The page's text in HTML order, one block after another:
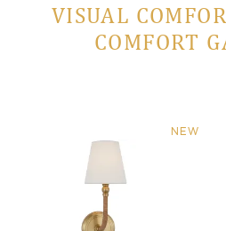
VISUAL
COMFORT
NEW